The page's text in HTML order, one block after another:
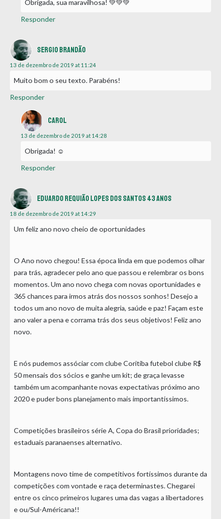
Obrigada, sua maravilhosa! 💚💚💚
Responder
Sergio Brandão
13 de dezembro de 2019 at 11:24
Muito bom o seu texto. Parabéns!
Responder
Carol
13 de dezembro de 2019 at 14:28
Obrigada! ☺
Responder
Eduardo Requião Lopes dos Santos 43 anos
18 de dezembro de 2019 at 14:29
Um feliz ano novo cheio de oportunidades
O Ano novo chegou! Essa época linda em que podemos olhar
para trás, agradecer pelo ano que passou e relembrar os bons
momentos. Um ano novo chega com novas oportunidades e
365 chances para irmos atrás dos nossos sonhos! Desejo a
todos um ano novo de muita alegria, saúde e paz! Façam este
ano valer a pena e corrama trás dos seus objetivos! Feliz ano
novo.
E nós pudemos assóciar com clube Coritiba futebol clube R$
50 mensais dos sócios e ganhe um kit; de graça levasse
também um acompanhante novas expectativas próximo ano
2020 e puder bons planejamento mais importantíssimos.
Competições brasileiros série A, Copa do Brasil prioridades;
estaduais paranaenses alternativo.
Montagens novo time de competitivos fortíssimos durante da
competições com vontade e raça determinastes. Chegarei
entre os cinco primeiros lugares uma das vagas a libertadores
e ou/Sul-Américana!!